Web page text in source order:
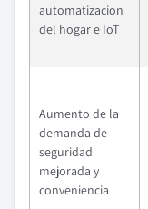
automatizacion
del hogar e IoT
Aumento de la
demanda de
seguridad
mejorada y
conveniencia